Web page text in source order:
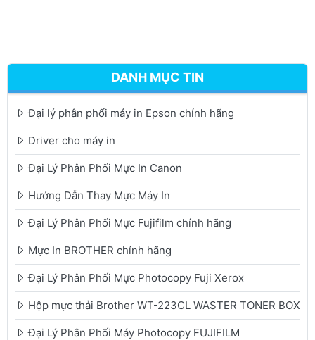
DANH MỤC TIN
Đại lý phân phối máy in Epson chính hãng
Driver cho máy in
Đại Lý Phân Phối Mực In Canon
Hướng Dẫn Thay Mực Máy In
Đại Lý Phân Phối Mực Fujifilm chính hãng
Mực In BROTHER chính hãng
Đại Lý Phân Phối Mực Photocopy Fuji Xerox
Hộp mực thải Brother WT-223CL WASTER TONER BOX
Đại Lý Phân Phối Máy Photocopy FUJIFILM